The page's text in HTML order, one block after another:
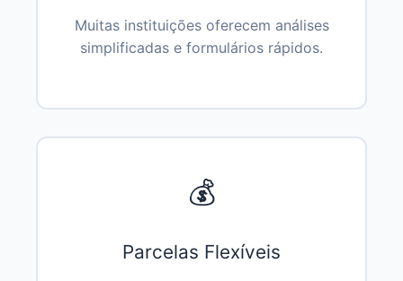
Muitas instituições oferecem análises
simplificadas e formulários rápidos.
💰
Parcelas Flexíveis